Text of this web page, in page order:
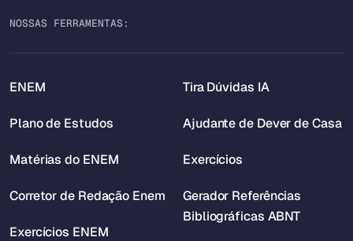
NOSSAS FERRAMENTAS:
ENEM
Plano de Estudos
Matérias do ENEM
Corretor de Redação Enem
Exercícios ENEM
Tira Dúvidas IA
Ajudante de Dever de Casa
Exercícios
Gerador Referências
Bibliográficas ABNT